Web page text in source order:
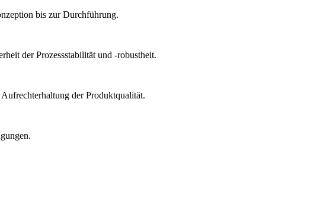
bis zur Durchführung.
der Prozessstabilität und -robustheit.
der Produktqualität.